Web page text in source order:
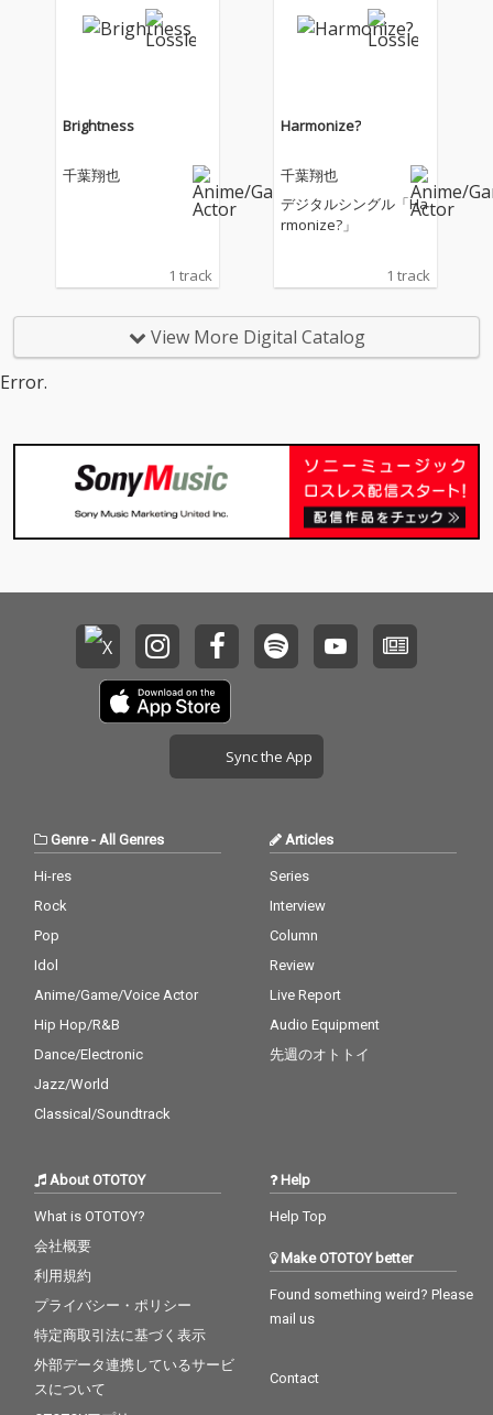
葉翔也。 「発明」をテ
ーマに、千葉翔也の新
Brightness
千葉翔也
1 track
Harmonize?
千葉翔也
デジタルシングル「Ha
rmonize?」
1 track
View More Digital Catalog
Error.
Sync the App
Genre- All Genres
Hi-res
Rock
Pop
Idol
Anime/Game/Voice Actor
Hip Hop/R&B
Dance/Electronic
Jazz/World
Classical/Soundtrack
Articles
Series
Interview
Column
Review
Live Report
Audio Equipment
先週のオトトイ
About OTOTOY
What is OTOTOY?
会社概要
利用規約
プライバシー・ポリシー
特定商取引法に基づく表示
外部データ連携しているサービ
スについて
Help
Help Top
Make OTOTOY better
Found something weird? Please
mail us
Contact